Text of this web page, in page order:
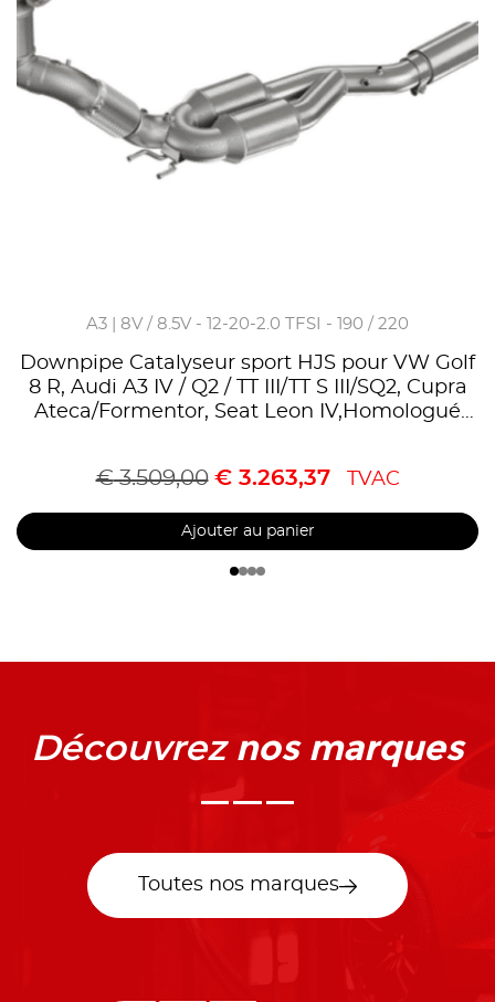
A3 | 8V / 8.5V - 12-20-2.0 TFSI - 190 / 220
Downpipe Catalyseur sport HJS pour VW Golf
8 R, Audi A3 IV / Q2 / TT III/TT S III/SQ2, Cupra
Ateca/Formentor, Seat Leon IV,Homologué
€3.509,00 €3.263,37 TVAC
Ajouter au panier
Découvrez nos marques
Toutes nos marques